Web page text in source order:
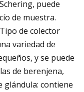
puede
de muestra.
de colector
variedad de
y se puede
de berenjena,
glándula: contiene